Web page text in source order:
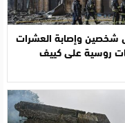
شخصين وإصابة العشرات
روسية على كييف